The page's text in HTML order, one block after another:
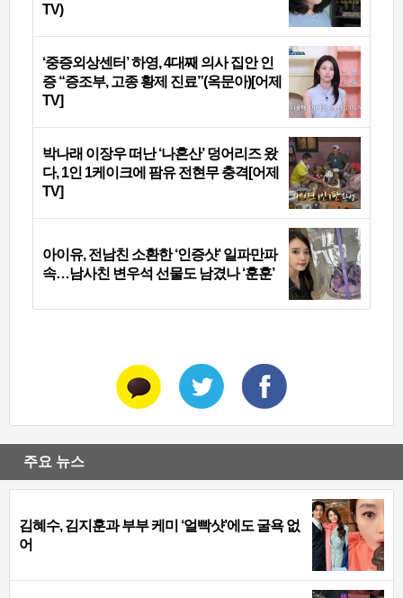
TV)
‘중증외상센터’ 하영, 4대째 의사 집안 인
증 “증조부, 고종 황제 진료”(옥문아)[어제
TV]
박나래 이장우 떠난 ‘나혼산’ 덩어리즈 왔
다, 1인 1케이크에 팜유 전현무 충격[어제
TV]
아이유, 전남친 소환한 ‘인증샷’ 일파만파
속…남사친 변우석 선물도 남겼나 ‘훈훈’
주요 뉴스
김혜수, 김지훈과 부부 케미 ‘얼빡샷’에도 굴욕 없
어